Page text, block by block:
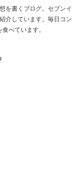
を書くブログ。セブンイ
介しています。毎日コン
べています。